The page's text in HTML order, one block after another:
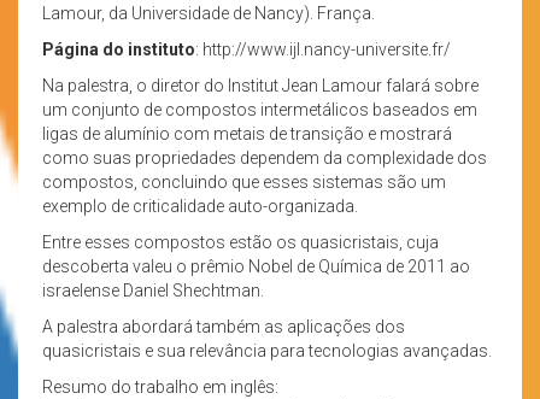
Lamour, da Universidade de Nancy). França.
Página do instituto: http://www.ijl.nancy-universite.fr/
Na palestra, o diretor do Institut Jean Lamour falará sobre
um conjunto de compostos intermetálicos baseados em
ligas de alumínio com metais de transição e mostrará
como suas propriedades dependem da complexidade dos
compostos, concluindo que esses sistemas são um
exemplo de criticalidade auto-organizada.
Entre esses compostos estão os quasicristais, cuja
descoberta valeu o prêmio Nobel de Química de 2011 ao
israelense Daniel Shechtman.
A palestra abordará também as aplicações dos
quasicristais e sua relevância para tecnologias avançadas.
Resumo do trabalho em inglês: